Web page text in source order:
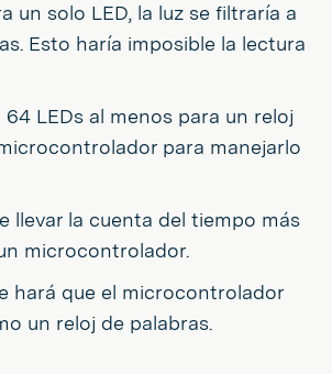
un solo LED, la luz se filtraría a
Esto haría imposible la lectura
LEDs al menos para un reloj
para manejarlo
llevar la cuenta del tiempo más
microcontrolador.
hará que el microcontrolador
un reloj de palabras.